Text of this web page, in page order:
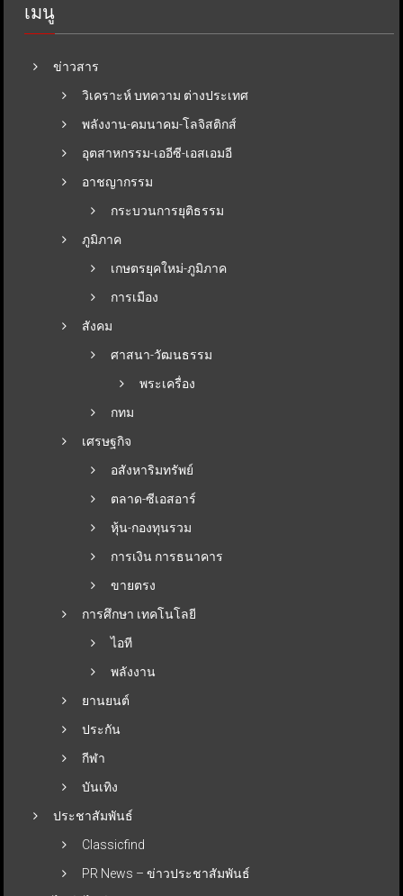
เมนู
ข่าวสาร
วิเคราะห์ บทความ ต่างประเทศ
พลังงาน-คมนาคม-โลจิสติกส์
อุตสาหกรรม-เออีซี-เอสเอมอี
อาชญากรรม
กระบวนการยุติธรรม
ภูมิภาค
เกษตรยุคใหม่-ภูมิภาค
การเมือง
สังคม
ศาสนา-วัฒนธรรม
พระเครื่อง
กทม
เศรษฐกิจ
อสังหาริมทรัพย์
ตลาด-ซีเอสอาร์
หุ้น-กองทุนรวม
การเงิน การธนาคาร
ขายตรง
การศึกษา เทคโนโลยี
ไอที
พลังงาน
ยานยนต์
ประกัน
กีฬา
บันเทิง
ประชาสัมพันธ์
Classicfind
PR News – ข่าวประชาสัมพันธ์